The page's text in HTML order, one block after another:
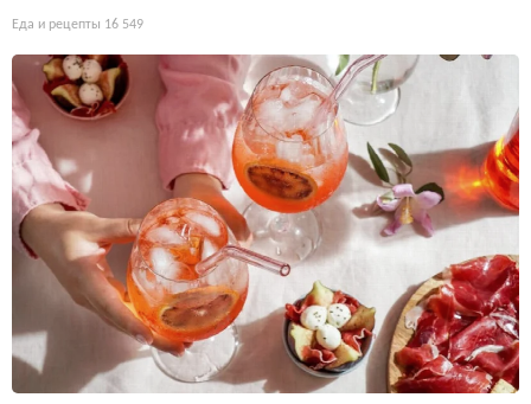
Еда и рецепты 16 549